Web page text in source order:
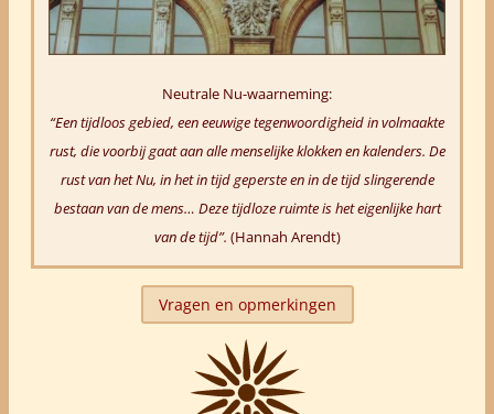
Neutrale Nu-waarneming:
“Een tijdloos gebied, een eeuwige tegenwoordigheid in volmaakte
rust, die voorbij gaat aan alle menselijke klokken en kalenders. De
rust van het Nu, in het in tijd geperste en in de tijd slingerende
bestaan van de mens… Deze tijdloze ruimte is het eigenlijke hart
van de tijd”. (Hannah Arendt)
Vragen en opmerkingen